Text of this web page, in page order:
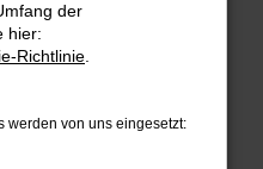
und deine
zum Beispiel deine
der
hier:
Richtlinie
werden von uns eingesetzt: